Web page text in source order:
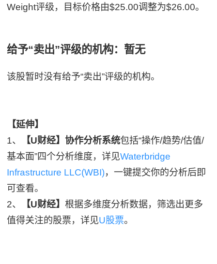
Weight评级，目标价格由$25.00调整为$26.00。
给予“卖出”评级的机构：暂无
该股暂时没有给予“卖出”评级的机构。
【延伸】
1、
【U财经】协作分析系统包括“操作/趋势/估值/
基本面”四个分析维度，详见Waterbridge
Infrastructure LLC(WBI)，一键提交你的分析后即
可查看。
2、
【U财经】根据多维度分析数据，筛选出更多
值得关注的股票，详见U股票。